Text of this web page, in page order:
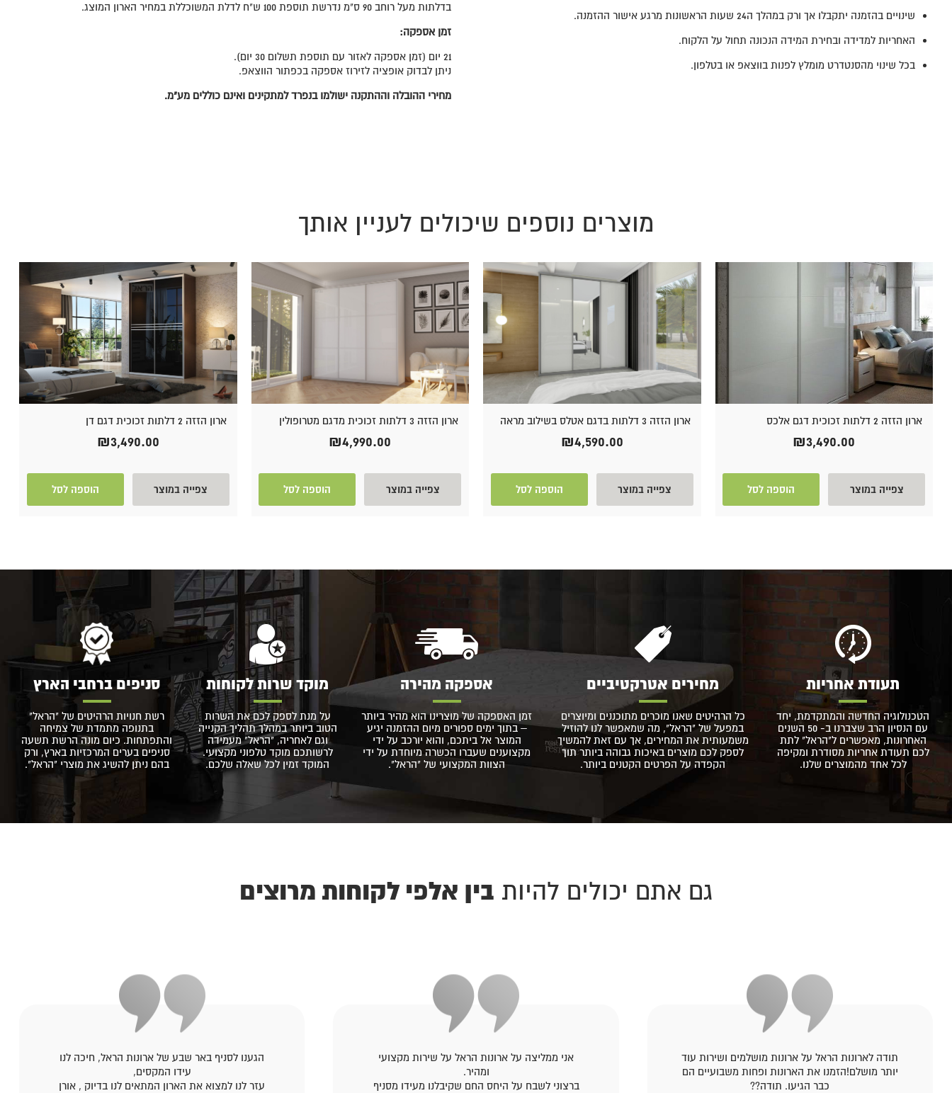
שינויים בהזמנה יתקבלו אך ורק במהלך ה24 שעות הראשונות מרגע אישור ההזמנה.
האחריות למדידה ובחירת המידה הנכונה תחול על הלקוח.
בכל שינוי מהסנטדרט מומלץ לפנות בווצאפ או בטלפון.
בדלתות מעל רוחב 90 ס"מ נדרשת תוספת 100 ש"ח לדלת המשוכללת במחיר הארון המוצג.
זמן אספקה:
21 יום (זמן אספקה לאזור עם תוספת תשלום 30 יום).
ניתן לבדוק אופציה לזירוז אספקה בכפתור הווצאפ.
מחירי ההובלה וההתקנה ישולמו בנפרד למתקינים ואינם כוללים מע"מ.
מוצרים נוספים שיכולים לעניין אותך
ארון הזזה 2 דלתות זכוכית דגם אלכס
₪3,490.00
צפייה במוצר הוספה לסל
ארון הזזה 3 דלתות בדגם אטלס בשילוב מראה
₪4,590.00
צפייה במוצר הוספה לסל
ארון הזזה 3 דלתות זכוכית מדגם מטרופולין
₪4,990.00
צפייה במוצר הוספה לסל
ארון הזזה 2 דלתות זכוכית דגם דן
₪3,490.00
צפייה במוצר הוספה לסל
תעודת אחריות
הטכנולוגיה החדשה והמתקדמת, יחד
עם הנסיון הרב שצברנו ב- 50 השנים
האחרונות, מאפשרים ל"הראל" לתת
לכם תעודת אחריות מסודרת ומקיפה
לכל אחד מהמוצרים שלנו.
מחירים אטרקטיביים
כל הרהיטים שאנו מוכרים מתוכננים ומיוצרים
במפעל של "הראל", מה שמאפשר לנו להוזיל
משמעותית את המחירים, אך עם זאת להמשיך
לספק לכם מוצרים באיכות גבוהה ביותר תוך
הקפדה על הפרטים הקטנים ביותר.
אספקה מהירה
זמן האספקה של מוצרינו הוא מהיר ביותר
– בתוך ימים ספורים מיום ההזמנה יגיע
המוצר אל ביתכם, והוא יורכב על ידי
מקצוענים שעברו הכשרה מיוחדת על ידי
הצוות המקצועי של "הראל".
מוקד שרות לקוחות
על מנת לספק לכם את השרות
הטוב ביותר במהלך תהליך הקנייה
וגם לאחריה, "הראל" מעמידה
לרשותכם מוקד טלפוני מקצועי.
המוקד זמין לכל שאלה שלכם.
סניפים ברחבי הארץ
רשת חנויות הרהיטים של "הראל"
בתנופה מתמדת של צמיחה
והתפתחות. כיום מונה הרשת תשעה
סניפים בערים המרכזיות בארץ, ורק
בהם ניתן להשיג את מוצרי "הראל".
גם אתם יכולים להיות בין אלפי לקוחות מרוצים
תודה לארונות הראל על ארונות מושלמים ושירות עוד
יותר מושלם!הזמנו את הארונות ופחות משבועיים הם
כבר הגיעו. תודה??
אני ממליצה על ארונות הראל על שירות מקצועי
ומהיר.
ברצוני לשבח על היחס החם שקיבלנו מעידו מסניף
הגענו לסניף באר שבע של ארונות הראל, חיכה לנו
עידו המקסים,
עזר לנו למצוא את הארון המתאים לנו בדיוק , אורן